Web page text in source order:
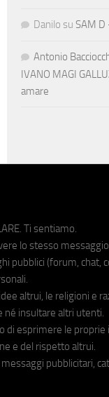
Danilo su SAM D
Antonio
IVANO MAGI
amare
Ti sentiamo.
lo stesso
pubblici (forum, chat,
altrui, le religioni e
né insultare altri utenti.
di esprimere le proprie
e del rispetto altrui.
pubblicitari,